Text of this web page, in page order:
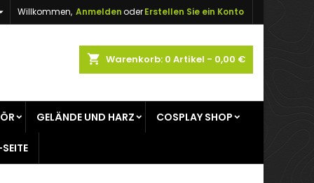
Willkommen, AnmeldenoderErstellen Sie ein Konto
shopping_cart Warenkorb: 0 Artikel - 0,00 €
GELÄNDE UND HARZ COSPLAY SHOP